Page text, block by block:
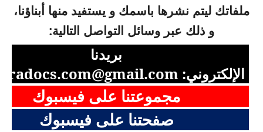
ملفاتك ليتم نشرها باسمك و يستفيد منها أبناؤنا،
و ذلك عبر وسائل التواصل التالية:
بريدنا
الإلكتروني:
مجموعتنا على فيسبوك
صفحتنا على فيسبوك